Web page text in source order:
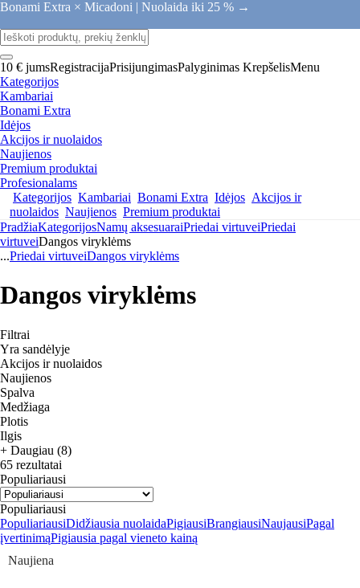
Bonami Extra × Micadoni | Nuolaida iki 25 % →
10 € jumsRegistracijaPrisijungimasPalyginimas KrepšelisMenu
Kategorijos
Kambariai
Bonami Extra
Idėjos
Akcijos ir nuolaidos
Naujienos
Premium produktai
Profesionalams
Kategorijos Kambariai Bonami Extra Idėjos Akcijos ir
nuolaidos Naujienos Premium produktai
PradžiaKategorijosNamų aksesuaraiPriedai virtuveiPriedai
virtuveiDangos viryklėms
...Priedai virtuveiDangos viryklėms
Dangos viryklėms
Filtrai
Yra sandėlyje
Akcijos ir nuolaidos
Naujienos
Spalva
Medžiaga
Plotis
Ilgis
+ Daugiau (8)
65 rezultatai
Populiariausi
Populiariausi
PopuliariausiDidžiausia nuolaidaPigiausiBrangiausiNaujausiPagal
įvertinimąPigiausia pagal vieneto kainą
Naujiena